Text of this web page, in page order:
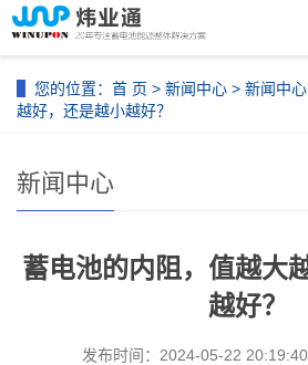
您的位置： 首 页 > 新闻中心 > 新闻中心
越好，还是越小越好？
新闻中心
蓄电池的内阻，值越大
越好？
发布时间：2024-05-22